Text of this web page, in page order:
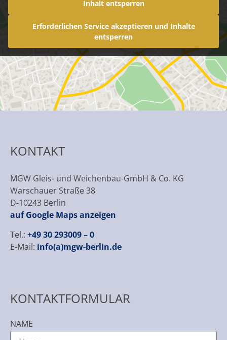
Inhalt entsperren
Erforderlichen Service akzeptieren und Inhalte
entsperren
KONTAKT
MGW Gleis- und Weichenbau-GmbH & Co. KG
Warschauer Straße 38
D-10243 Berlin
auf Google Maps anzeigen
Tel.: +49 30 293009 – 0
E-Mail: info(a)mgw-berlin.de
KONTAKTFORMULAR
NAME